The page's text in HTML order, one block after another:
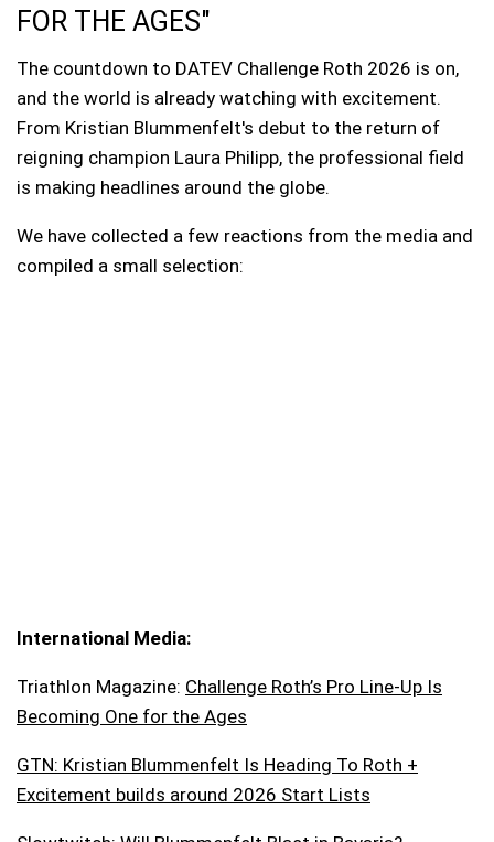
FOR THE AGES"
The countdown to DATEV Challenge Roth 2026 is on,
and the world is already watching with excitement.
From Kristian Blummenfelt's debut to the return of
reigning champion Laura Philipp, the professional field
is making headlines around the globe.
We have collected a few reactions from the media and
compiled a small selection:
International Media:
Triathlon Magazine: Challenge Roth’s Pro Line-Up Is
Becoming One for the Ages
GTN: Kristian Blummenfelt Is Heading To Roth +
Excitement builds around 2026 Start Lists